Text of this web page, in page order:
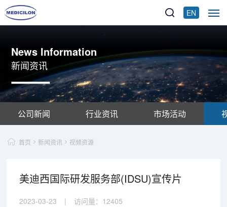
EN
News Information
新闻资讯
公司新闻 行业资讯 市场活动
首页 新闻资讯 视频资源
美迪西国际研发服务部(IDSU)宣传片
2023-03-23 | 访问量： 12405